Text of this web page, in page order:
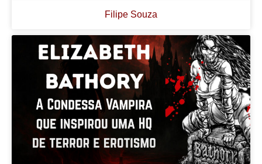
Filipe Souza